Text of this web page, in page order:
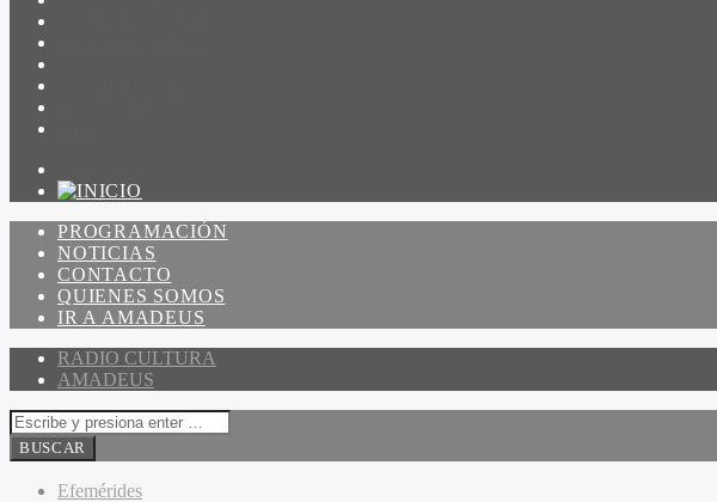
PROGRAMACIÓN
NOTICIAS
CONTACTO
QUIENES SOMOS
IR A AMADEUS
RADIO CULTURA
AMADEUS
Efemérides